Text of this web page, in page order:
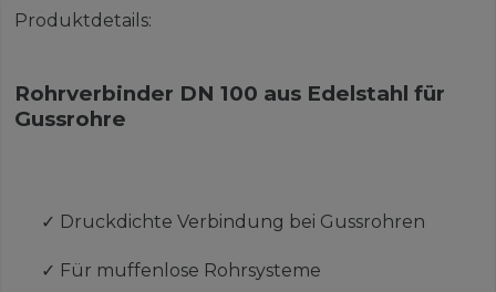
Produktdetails:
Rohrverbinder DN 100 aus Edelstahl für
Gussrohre
✓ Druckdichte Verbindung bei Gussrohren
✓ Für muffenlose Rohrsysteme